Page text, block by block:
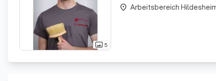
photo_size_select_actual5
place Arbeitsbereich